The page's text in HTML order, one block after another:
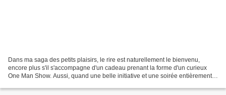
Dans ma saga des petits plaisirs, le rire est naturellement le bienvenu,
encore plus s'il s'accompagne d'un cadeau prenant la forme d'un curieux
One Man Show. Aussi, quand une belle initiative et une soirée entièrement